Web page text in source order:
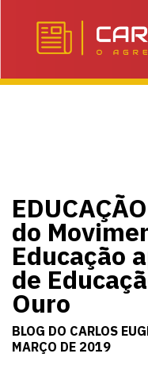
do
Educação
de
Ouro
BLOG DO CARLOS
MARÇO DE 2019